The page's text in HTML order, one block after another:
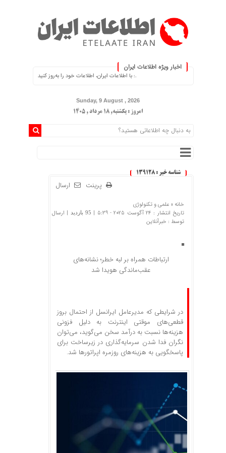
اخبار ویژه اطلاعات ایران
.: با اطلاعات ایران، اطلاعات خود را به‌روز کنید :.
Sunday, 9 August , 2026
امروز : یکشنبه, ۱۸ مرداد , ۱۴۰۵
شناسه خبر : 139128
ارسال پرینت
خانه » علمی و تکنولوژی
تاریخ انتشار : 24 آگوست 2025 - 5:39 |
95 بازدید
| ارسال
توسط : خبرآنلاین
ارتباطات همراه بر لبه خطر؛ نشانه‌های
عقب‌ماندگی هویدا شد
در شرایطی که مدیرعامل ایرانسل از احتمال بروز
قطعی‌های موقتی اینترنت به دلیل فزونی
هزینه‌ها نسبت به درآمد سخن می‌گوید، می‌توان
نگران فدا شدن سرمایه‌گذاری در زیرساخت برای
پاسخگویی به هزینه‌های روزمره اپراتورها شد.